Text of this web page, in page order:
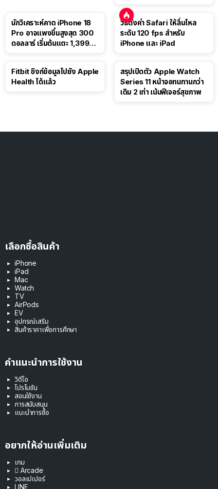
นักวิเคราะห์คาด iPhone 18
Pro อาจแพงขึ้นสูงสุด 300
ดอลลาร์ เริ่มต้นแตะ 1,399
วิธีตั้งค่า Safari ให้ลื่นไหล
ระดับ 120 fps สำหรับ
iPhone และ iPad
Fitbit ซิงก์ข้อมูลไปยัง Apple
Health ได้แล้ว
สรุปเปิดตัว Apple Watch
Series 11 หน้าจอทนทานกว่า
เดิม 2 เท่า เน้นฟีเจอร์สุขภาพ
เลือกซื้อสินค้า
iPhone
iPad
Mac
Watch
TV
AirPods
EV
อุปกรณ์เสริม
สินค้าราคาเพื่อการศึกษา
คำแนะนำการใช้งาน
วิดีโอ
โปรโมชัน
สอนใช้งาน
การสนับสนุน
แนะนำการซื้อ
อยากให้อ่านเพิ่มเติม
เกม
 Arcade
วอลเปเปอร์
LINE